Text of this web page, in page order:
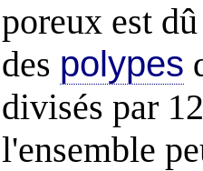
poreux est
des polypes
divisés par
l'ensemble